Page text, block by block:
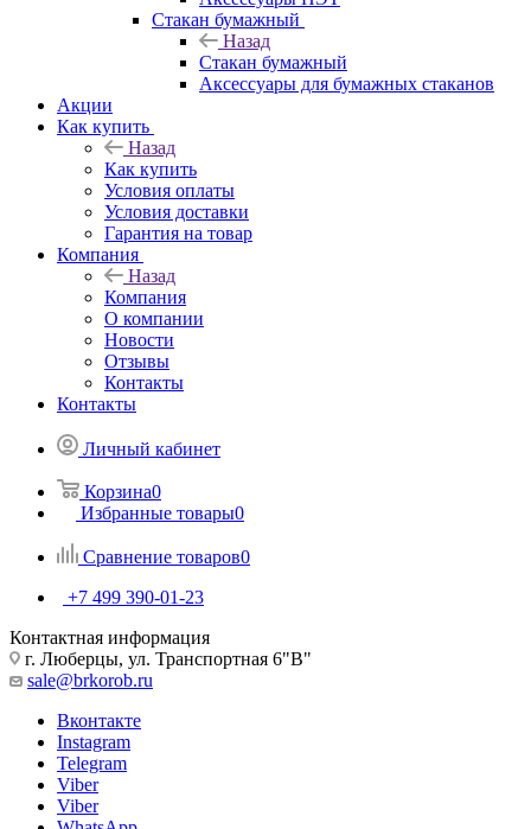
Стакан бумажный
Назад
Стакан бумажный
Аксессуары для бумажных стаканов
Акции
Как купить
Назад
Как купить
Условия оплаты
Условия доставки
Гарантия на товар
Компания
Назад
Компания
О компании
Новости
Отзывы
Контакты
Контакты
Личный кабинет
Корзина0
Избранные товары0
Сравнение товаров0
+7 499 390-01-23
Контактная информация
г. Люберцы, ул. Транспортная 6"В"
sale@brkorob.ru
Вконтакте
Instagram
Telegram
Viber
Viber